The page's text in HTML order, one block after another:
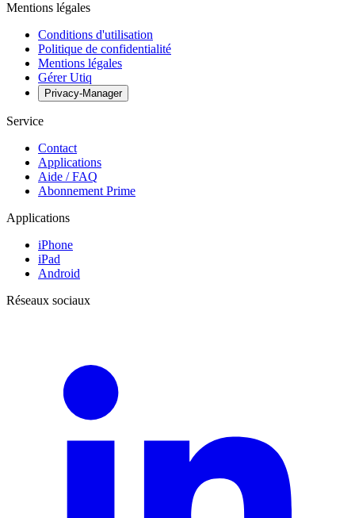
Mentions légales
Conditions d'utilisation
Politique de confidentialité
Mentions légales
Gérer Utiq
Privacy-Manager
Service
Contact
Applications
Aide / FAQ
Abonnement Prime
Applications
iPhone
iPad
Android
Réseaux sociaux